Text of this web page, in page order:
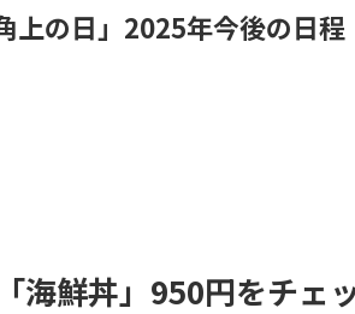
上の日」2025年今後の日程
海鮮丼」950円をチェ